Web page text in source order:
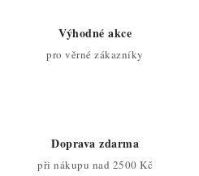
Výhodné akce
pro věrné zákazníky
Doprava zdarma
při nákupu nad 2500 Kč